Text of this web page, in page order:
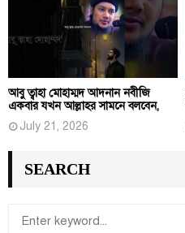
আবু ত্বাহা মোহাম্মদ আদনান নবীজি
একবার যখন আল্লাহর সামনে বলবেন,
July 21, 2026
SEARCH